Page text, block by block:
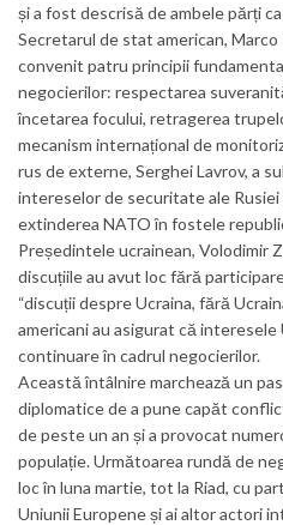
și a fost descrisă de ambele părți
Secretarul de stat american, Marco
convenit patru principii
negocierilor: respectarea
încetarea focului, retragerea
mecanism internațional de
rus de externe, Serghei Lavrov, a
intereselor de securitate ale
extinderea NATO în fostele
Președintele ucrainean, Volodimir
discuțiile au avut loc fără
“discuții despre Ucraina, fără
americani au asigurat că
continuare în cadrul negocierilor.
Această întâlnire marchează un
diplomatice de a pune capăt
de peste un an și a provocat
populație. Următoarea rundă de
loc în luna martie, tot la Riad, cu
Uniunii Europene și ai altor actori